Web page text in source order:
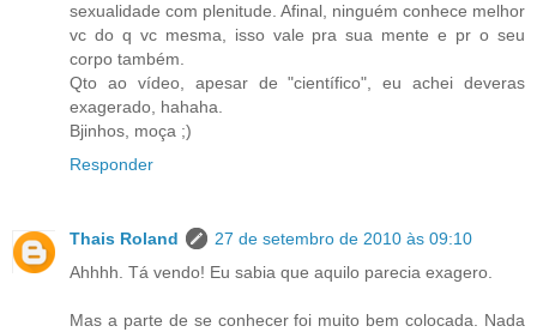
sexualidade com plenitude. Afinal, ninguém conhece melhor
vc do q vc mesma, isso vale pra sua mente e pr o seu
corpo também.
Qto ao vídeo, apesar de "científico", eu achei deveras
exagerado, hahaha.
Bjinhos, moça ;)
Responder
Thais Roland
27 de setembro de 2010 às 09:10
Ahhhh. Tá vendo! Eu sabia que aquilo parecia exagero.
Mas a parte de se conhecer foi muito bem colocada. Nada